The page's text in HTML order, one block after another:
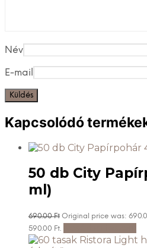
Név
E-mail
Kapcsolódó
50 db City
ml)
690.00Ft Original price was:
590.00 Ft.